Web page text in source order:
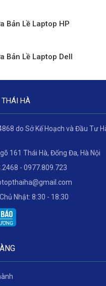
Bản Lề Laptop HP
Bản Lề Laptop Dell
THÁI HÀ
do Sở Kế Hoạch và Đầu Tư
161 Thái Hà, Đống Đa, Hà Nội
- 0977.809.723
Nhật: 8:30 - 18:30